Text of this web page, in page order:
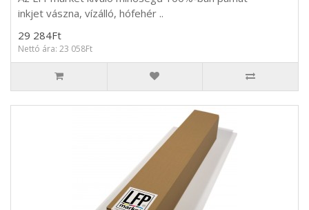
inkjet vászna, vízálló, hófehér ..
29 284Ft
Nettó ára: 23 058Ft